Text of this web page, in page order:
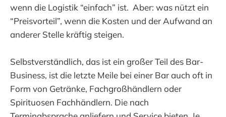
wenn die Logistik “einfach” ist. Aber: was nützt ein
“Preisvorteil”, wenn die Kosten und der Aufwand an
anderer Stelle kräftig steigen.
Selbstverständlich, das ist ein großer Teil des Bar-
Business, ist die letzte Meile bei einer Bar auch oft in
Form von Getränke, Fachgroßhändlern oder
Spirituosen Fachhändlern. Die nach